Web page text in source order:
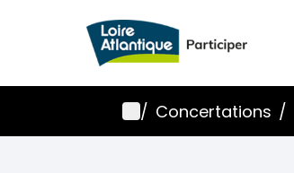
Accueil
Menu principal
/ Concertations /